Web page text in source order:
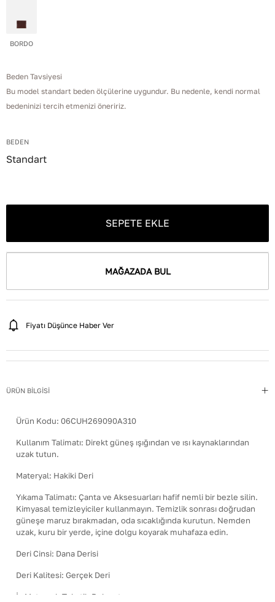
BORDO
Beden Tavsiyesi
Bu model standart beden ölçülerine uygundur. Bu nedenle, kendi normal
bedeninizi tercih etmenizi öneririz.
BEDEN
Standart
SEPETE EKLE
MAĞAZADA BUL
Fiyatı Düşünce Haber Ver
ÜRÜN BİLGİSİ
Ürün Kodu: 06CUH269090A310
Kullanım Talimatı: Direkt güneş ışığından ve ısı kaynaklarından
uzak tutun.
Materyal: Hakiki Deri
Yıkama Talimatı: Çanta ve Aksesuarları hafif nemli bir bezle silin.
Kimyasal temizleyiciler kullanmayın. Temizlik sonrası doğrudan
güneşe maruz bırakmadan, oda sıcaklığında kurutun. Nemden
uzak, kuru bir yerde, içine dolgu koyarak muhafaza edin.
Deri Cinsi: Dana Derisi
Deri Kalitesi: Gerçek Deri
İç Materyal Tekstil+Polyester